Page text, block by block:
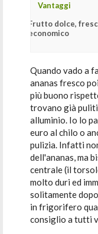
Vantaggi
Frutto dolce,
economico
Quando vado a
ananas fresco
più buono
trovano già
alluminio. Io lo
euro al chilo o
pulizia. Infatti
dell'ananas, ma
centrale (il
molto duri ed
solitamente
in frigorifero
consiglio a tutti